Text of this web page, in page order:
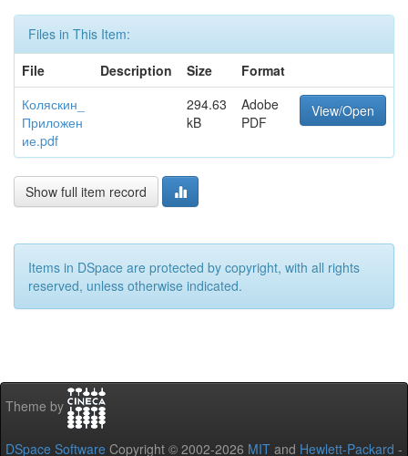
Files in This Item:
File
Description Size
Format
Коляскин_
Приложен
ие.pdf
294.63
kB
Adobe
PDF
View/Open
Show full item record
Items in DSpace are protected by copyright, with all rights
reserved, unless otherwise indicated.
Theme by
DSpace Software Copyright © 2002-2026 MIT and Hewlett-Packard -